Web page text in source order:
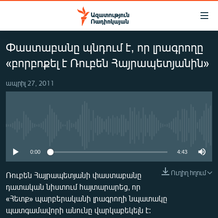
Մատչելիության
հիմնական
բովանդակությանը
Անցնել
հիմնական
մենյուին
ԱԶԱՏՈՒԹՅՈՒՆ TV
ՀԱՅԱՍՏԱՆ
ՔԱՂԱՔԱԿԱՆ
ՏՆՏԵՍՈՒԹՅՈՒՆ
ՂԱՐԱԲԱՂ
ՊԱՏԵՐԱԶՄԻ 6 ՇԱԲԱԹՆԵՐԸ
ՏԱՐԱԾԱՇՐՋԱՆ
Փաստաբանը պնդում է, որ լրագրողը
«բորբոքել է Ռուբեն Հայրապետյանին»
ապրիլ 27, 2011
0:00 4:43
Ուղիղ հղում
Ռուբեն Հայրապետյանի փաստաբանը
դատական նիստում հայտարարեց, որ
«Հետք» պարբերականի լրագրողի նպատակը
պատգամավորի անունը վարկաբեկելն է: